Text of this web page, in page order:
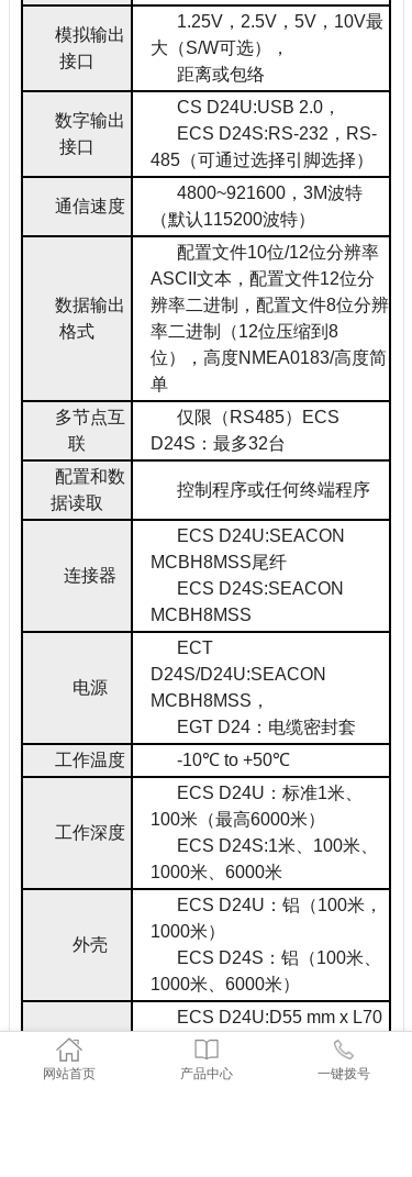
模拟输出
接口
1.25V， 2.5V， 5V， 10V最
大（S/W可选），
距离或包络
数字输出
接口
CS D24U:USB 2.0，
ECS D24S:RS-232 ， RS-
485（可通过选择引脚选择）
通信速度
4800~921600， 3M波特
（默认115200波特）
数据输出
格式
配置文件10位/12位分辨率
ASCII 文本，配置文件12位分
辨率二进制，配置文件8位分辨
率二进制（12位压缩到 8
位），高度NMEA0183/高度简
单
多节点互
联
仅限（ RS485）
ECS
D24S ：最多32台
配置和数
据读取
控制程序或任何终端程序
连接器
ECS D24U:SEACON
MCBH8MSS尾纤
ECS D24S:SEACON
MCBH8MSS
电源
ECT
D24S/D24U:SEACON
MCBH8MSS ，
EGT D24：电缆密封套
工作温度
-10℃ to +50℃
工作深度
ECS D24U ：标准1米、
100米（最高6000米）
ECS D24S:1米、 100米、
1000米、 6000米
外壳
ECS D24U ：铝（100米，
1000米）
ECS D24S ：铝（100米、
1000米、 6000米）
尺寸
（100米）
ECS D24U:D55 mm x L70
（无连接器）
ECS D24S:D55 mm x L70
网站首页 产品中心 一键拨号